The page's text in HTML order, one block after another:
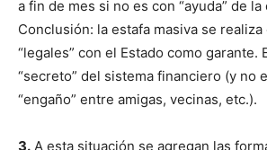
a fin de mes si no es con “ayuda” de la
Conclusión: la estafa masiva se realiza
“legales” con el Estado como garante.
“secreto” del sistema financiero (y no
“engaño” entre amigas, vecinas, etc.).
3. A esta situación se agregan las